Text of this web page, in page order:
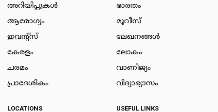
അറിയിപ്പുകള്‍
ആരോഗ്യം
ഇവന്റ്സ്
കേരളം
ചരമം
പ്രാദേശികം
ഭാരതം
മൂവീസ്
ലേഖനങ്ങള്‍
ലോകം
വാണിജ്യം
വിദ്യാഭ്യാസം
LOCATIONS USEFUL LINKS